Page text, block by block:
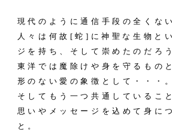
現代のように通信手段の全くな
人々は何故[蛇]に神聖な生物と
ジを持ち、そして崇めたのだろ
東洋では魔除けや身を守るもの
形のない愛の象徴として・・・。
そしてもう一つ共通しているこ
思いやメッセージを込めて身に
と。